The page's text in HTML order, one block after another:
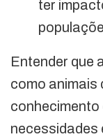
ter
Entender que
como animais
necessidades